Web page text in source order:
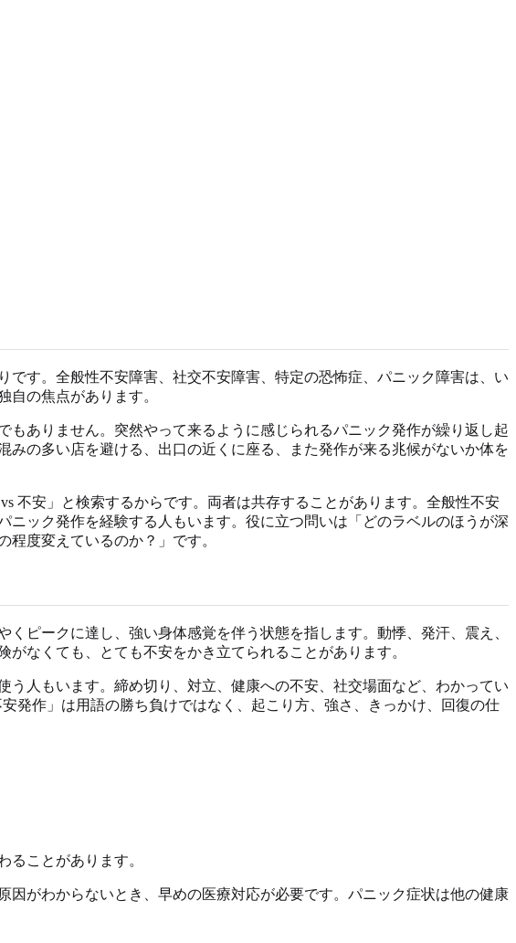
す。全般性不安障害、社交不安障害、特定の恐怖症、パニック障害は、い
の焦点があります。
ありません。突然やって来るように感じられるパニック発作が繰り返し起
の多い店を避ける、出口の近くに座る、また発作が来る兆候がないか体を
不安」と検索するからです。両者は共存することがあります。全般性不安
ック発作を経験する人もいます。役に立つ問いは「どのラベルのほうが深
度変えているのか？」です。
ピークに達し、強い身体感覚を伴う状態を指します。動悸、発汗、震え、
なくても、とても不安をかき立てられることがあります。
人もいます。締め切り、対立、健康への不安、社交場面など、わかってい
発作」は用語の勝ち負けではなく、起こり方、強さ、きっかけ、回復の仕
ことがあります。
がわからないとき、早めの医療対応が必要です。パニック症状は他の健康